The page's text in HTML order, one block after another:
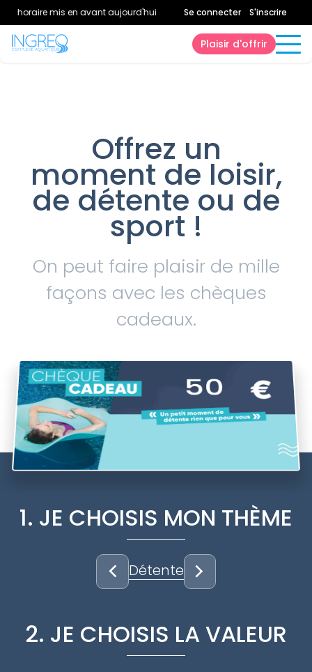
horaire mis en avant aujourd'hui.Consultez la page horaires.
Se connecter S'inscrire
Plaisir d'offrir
Offrez un
moment de loisir,
de détente ou de
sport !
On peut faire plaisir de mille
façons avec les chèques
cadeaux.
50
1. JE CHOISIS MON THÈME
Détente
2. JE CHOISIS LA VALEUR